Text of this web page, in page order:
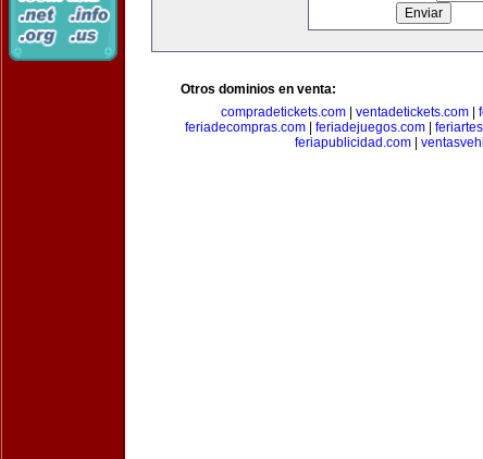
Otros dominios en venta:
compradetickets.com| ventadetickets.com|
feriadecompras.com| feriadejuegos.com|
feriapublicidad.com